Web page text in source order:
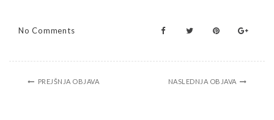
No Comments
PREJŠNJA OBJAVA NASLEDNJA OBJAVA